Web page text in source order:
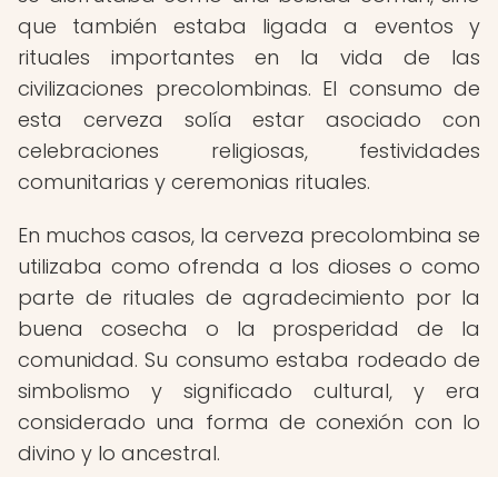
que también estaba ligada a eventos y
rituales importantes en la vida de las
civilizaciones precolombinas. El consumo de
esta cerveza solía estar asociado con
celebraciones religiosas, festividades
comunitarias y ceremonias rituales.
En muchos casos, la cerveza precolombina se
utilizaba como ofrenda a los dioses o como
parte de rituales de agradecimiento por la
buena cosecha o la prosperidad de la
comunidad. Su consumo estaba rodeado de
simbolismo y significado cultural, y era
considerado una forma de conexión con lo
divino y lo ancestral.